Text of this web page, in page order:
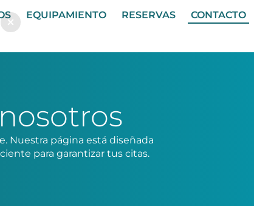
EQUIPAMIENTO RESERVAS CONTACTO
Nuestra página está diseñada
para garantizar tus citas.